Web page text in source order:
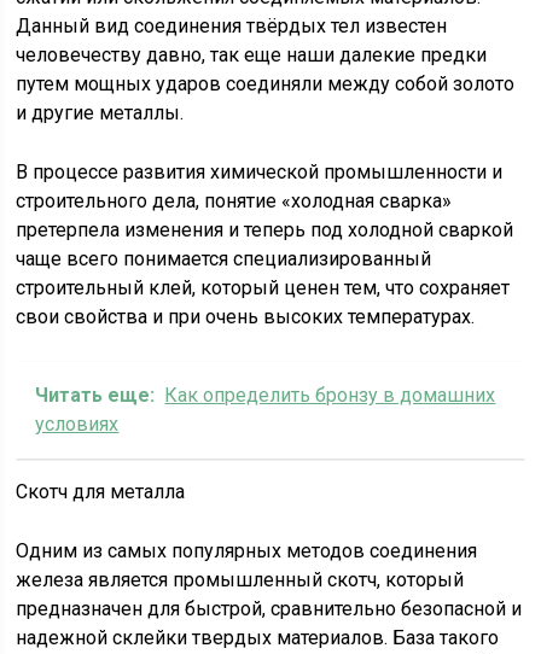
Данный вид соединения твёрдых тел известен
человечеству давно, так еще наши далекие предки
путем мощных ударов соединяли между собой золото
и другие металлы.
В процессе развития химической промышленности и
строительного дела, понятие «холодная сварка»
претерпела изменения и теперь под холодной сваркой
чаще всего понимается специализированный
строительный клей, который ценен тем, что сохраняет
свои свойства и при очень высоких температурах.
Читать еще: Как определить бронзу в домашних
условиях
Скотч для металла
Одним из самых популярных методов соединения
железа является промышленный скотч, который
предназначен для быстрой, сравнительно безопасной и
надежной склейки твердых материалов. База такого